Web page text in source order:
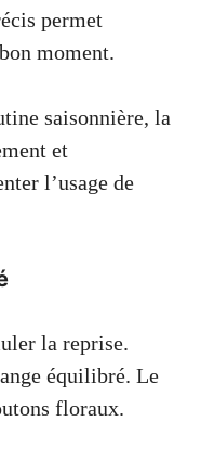
permet
moment.
saisonnière, la
et
l’usage de
la reprise.
équilibré. Le
floraux.